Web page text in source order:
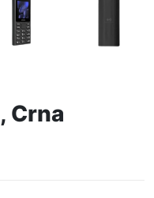
Crna